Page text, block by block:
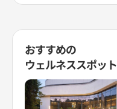
おすすめの
ウェルネススポット